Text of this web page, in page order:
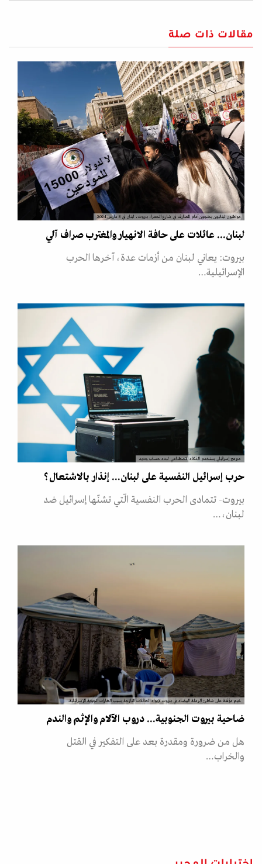
مقالات ذات صلة
مواطنون لبنانيون يحتجون أمام المصارف في شارع الحمرا، بيروت، لبنان في 8 مارس 2024
لبنان... عائلات على حافة الانهيار والمغترب صراف آلي
بيروت: يعاني لبنان من أزمات عدة، آخرها الحرب
الإسرائيلية…
مبرمج إسرائيلي يستخدم الذكاء الاصطناعي لبدء حساب جديد
حرب إسرائيل النفسية على لبنان... إنذار بالاشتعال؟
بيروت- تتمادى الحرب النفسية الّتي تشنّها إسرائيل ضد
لبنان،…
خيم مؤقتة على شاطئ الرملة البيضاء في بيروت لإيواء العائلات النازحة بسبب الغارات الجوية الإسرائيلية.
ضاحية بيروت الجنوبية... دروب الآلام والإثم والندم
هل من ضرورة ومقدرة بعد على التفكير في القتل
والخراب…